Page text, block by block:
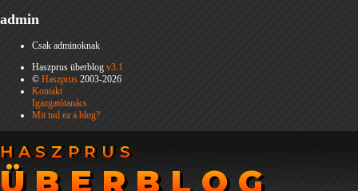
admin
Csak adminoknak
Haszprus überblog v3.1
© Haszprus 2003-2026
Kontakt
Igazgatótanács
Mit tud ez a blog?
HASZPRUS
HASZPRUS
ÜBERBLOG